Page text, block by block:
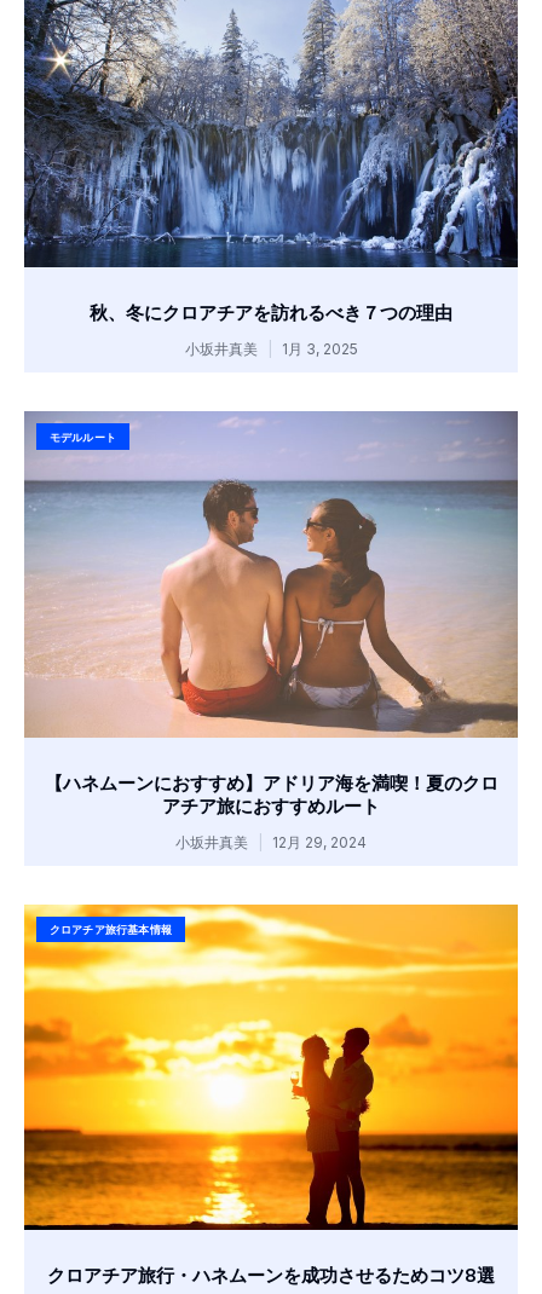
秋、冬にクロアチアを訪れるべき７つの理由
小坂井真美 1月 3, 2025
モデルルート
【ハネムーンにおすすめ】アドリア海を満喫！夏のクロ
アチア旅におすすめルート
小坂井真美 12月 29, 2024
クロアチア旅行基本情報
クロアチア旅行・ハネムーンを成功させるためコツ8選